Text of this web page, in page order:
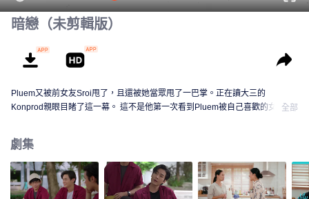
暗戀（未剪輯版）
Pluem又被前女友Sroi甩了，且還被她當眾甩了一巴掌。正在讀大三的
Konprod親眼目睹了這一幕。 這不是他第一次看到Pluem被自己喜歡的女生告
全部
劇集